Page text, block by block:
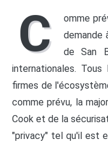
C
omme
demande
de San
internationales.
firmes de
comme prévu, la
Cook et de la
"privacy" tel qu'il est